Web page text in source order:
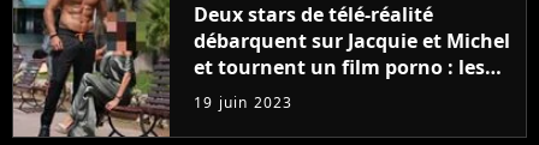
Deux stars de télé-réalité
débarquent sur Jacquie et Michel
et tournent un film porno : les
premières images du tournage
(exclu)
19 juin 2023